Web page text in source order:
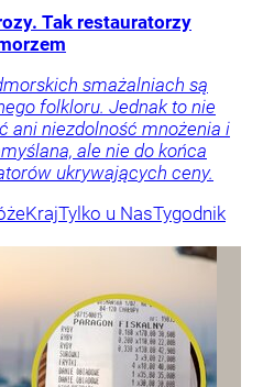
Tak restauratorzy
smażalniach są
folkloru. Jednak to nie
ani niezdolność mnożenia i
ale nie do końca
ukrywających ceny.
KrajTylko u NasTygodnik